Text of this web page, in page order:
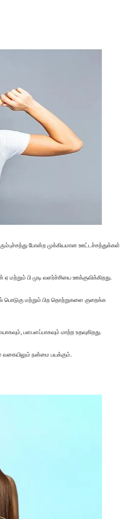
போன்ற முக்கியமான ஊட்டச்சத்துக்கள்
பி முடி வளர்ச்சியை ஊக்குவிக்கிறது.
பொடுகு மற்றும் பிற தொற்றுகளை குறைக்க
பளபளப்பாகவும் மாற்ற உதவுகிறது.
வகையிலும் நன்மை பயக்கும்.